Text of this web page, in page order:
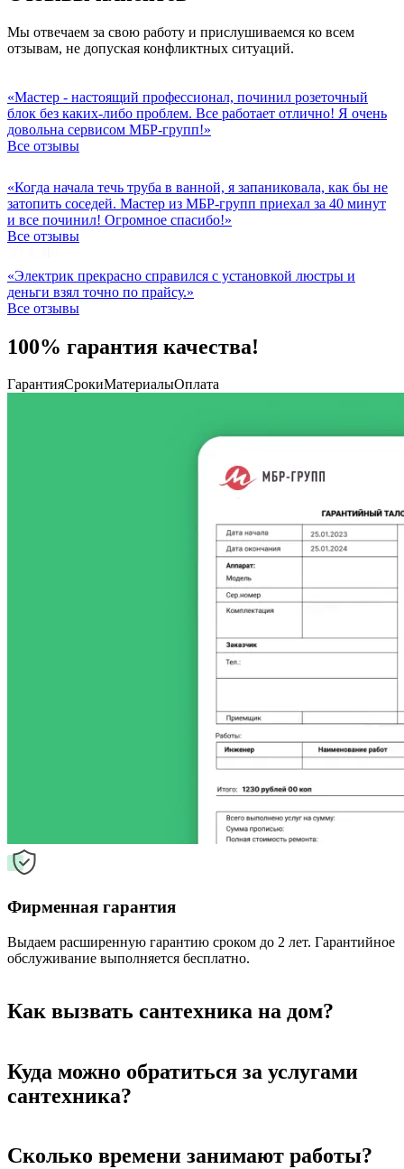
Мы отвечаем за свою работу и прислушиваемся ко всем
отзывам, не допуская конфликтных ситуаций.
«Мастер - настоящий профессионал, починил розеточный
блок без каких-либо проблем. Все работает отлично! Я очень
довольна сервисом МБР-групп!»
Все отзывы
«Когда начала течь труба в ванной, я запаниковала, как бы не
затопить соседей. Мастер из МБР-групп приехал за 40 минут
и все починил! Огромное спасибо!»
Все отзывы
«Электрик прекрасно справился с установкой люстры и
деньги взял точно по прайсу.»
Все отзывы
100% гарантия качества!
ГарантияСрокиМатериалыОплата
Фирменная гарантия
Выдаем расширенную гарантию сроком до 2 лет. Гарантийное
обслуживание выполняется бесплатно.
Как вызвать сантехника на дом?
Куда можно обратиться за услугами
сантехника?
Сколько времени занимают работы?